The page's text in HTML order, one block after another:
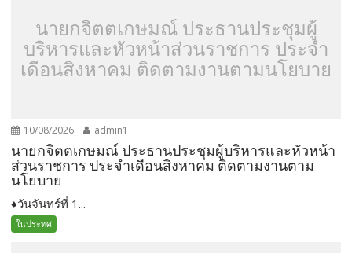
นายกจิตตเกษมณ์ ประธานประชุมผู้
บริหารและหัวหน้าส่วนราชการ ประจำ
เดือนสิงหาคม ติดตามงานตามนโยบาย
10/08/2026 admin1
นายกจิตตเกษมณ์ ประธานประชุมผู้บริหารและหัวหน้า
ส่วนราชการ ประจำเดือนสิงหาคม ติดตามงานตาม
นโยบาย
♦️วันจันทร์ที่ 1...
ในประทศ